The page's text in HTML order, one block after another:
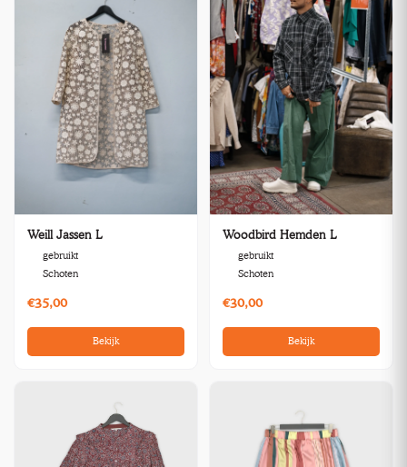
Weill Jassen L
gebruikt
Schoten
€35,00
Bekijk
Woodbird Hemden L
gebruikt
Schoten
€30,00
Bekijk